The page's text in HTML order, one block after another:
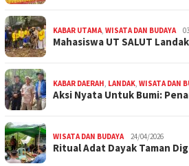
KABAR UTAMA, WISATA DAN BUDAYA
Mahasiswa UT SALUT
KABAR DAERAH, LANDAK, WISATA DAN
Aksi Nyata Untuk Bumi:
WISATA DAN BUDAYA 24/04/2026
Ritual Adat Dayak Taman